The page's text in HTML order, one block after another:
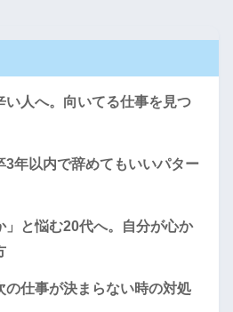
い人へ。向いてる仕事を見つ
3年以内で辞めてもいいパター
」と悩む20代へ。自分が心か
の仕事が決まらない時の対処